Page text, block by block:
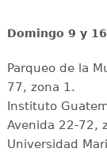
Domingo 9 y
Parqueo de la
77, zona 1.
Instituto
Avenida 22-72,
Universidad